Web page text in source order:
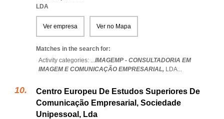
LDA
Ver empresa Ver no Mapa
Matches in the search for:
Activity categories: ...IMAGEMP - CONSULTADORIA EM
IMAGEM E COMUNICAÇÃO EMPRESARIAL, LDA...
Centro Europeu De Estudos Superiores De
Comunicação Empresarial, Sociedade
Unipessoal, Lda